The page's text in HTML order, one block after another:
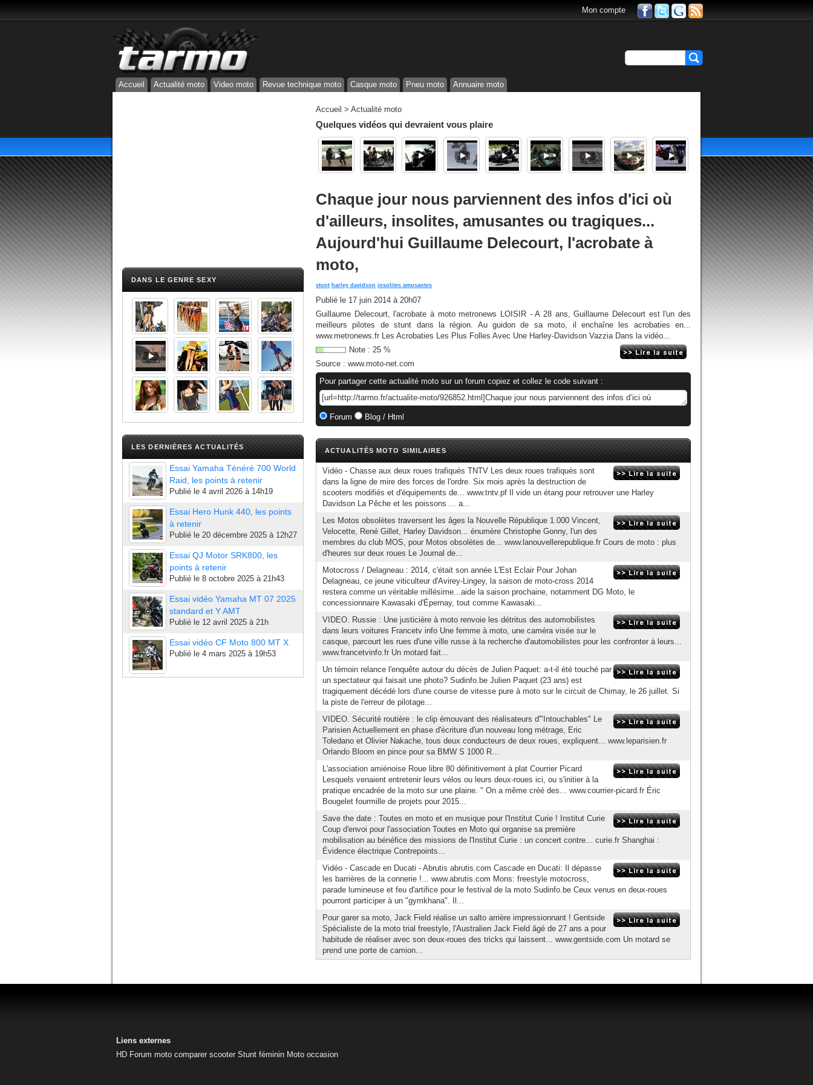
Mon compte
Accueil Actualité moto Video moto Revue technique moto Casque moto Pneu moto Annuaire moto
DANS LE GENRE SEXY
LES DERNIÈRES ACTUALITÉS
Essai Yamaha Ténéré 700 World
Raid, les points à retenir
Publié le 4 avril 2026 à 14h19
Essai Hero Hunk 440, les points
à retenir
Publié le 20 décembre 2025 à 12h27
Essai QJ Motor SRK800, les
points à retenir
Publié le 8 octobre 2025 à 21h43
Essai vidéo Yamaha MT 07 2025
standard et Y AMT
Publié le 12 avril 2025 à 21h
Essai vidéo CF Moto 800 MT X
Publié le 4 mars 2025 à 19h53
Accueil > Actualité moto
Quelques vidéos qui devraient vous plaire
Chaque jour nous parviennent des infos d'ici où
d'ailleurs, insolites, amusantes ou tragiques...
Aujourd'hui Guillaume Delecourt, l'acrobate à
moto,
stunt harley davidson insolites amusantes
Publié le 17 juin 2014 à 20h07
Guillaume Delecourt, l'acrobate à moto metronews LOISIR - A 28 ans, Guillaume Delecourt est l'un des
meilleurs pilotes de stunt dans la région. Au guidon de sa moto, il enchaîne les acrobaties en...
www.metronews.fr Les Acrobaties Les Plus Folles Avec Une Harley-Davidson Vazzia Dans la vidéo...
Note : 25 %
Source : www.moto-net.com
Pour partager cette actualité moto sur un forum copiez et collez le code suivant :
Forum Blog / Html
ACTUALITÉS MOTO SIMILAIRES
Vidéo - Chasse aux deux roues trafiqués TNTV Les deux roues trafiqués sont
dans la ligne de mire des forces de l'ordre. Six mois après la destruction de
scooters modifiés et d'équipements de... www.tntv.pf Il vide un étang pour retrouver une Harley
Davidson La Pêche et les poissons ... a...
Les Motos obsolètes traversent les âges la Nouvelle République 1.000 Vincent,
Velocette, René Gillet, Harley Davidson... énumère Christophe Gonny, l'un des
membres du club MOS, pour Motos obsolètes de... www.lanouvellerepublique.fr Cours de moto : plus
d'heures sur deux roues Le Journal de...
Motocross / Delagneau : 2014, c'était son année L'Est Eclair Pour Johan
Delagneau, ce jeune viticulteur d'Avirey-Lingey, la saison de moto-cross 2014
restera comme un véritable millésime...aide la saison prochaine, notamment DG Moto, le
concessionnaire Kawasaki d'Épernay, tout comme Kawasaki...
VIDEO. Russie : Une justicière à moto renvoie les détritus des automobilistes
dans leurs voitures Francetv info Une femme à moto, une caméra visée sur le
casque, parcourt les rues d'une ville russe à la recherche d'automobilistes pour les confronter à leurs...
www.francetvinfo.fr Un motard fait...
Un témoin relance l'enquête autour du décès de Julien Paquet: a-t-il été touché par
un spectateur qui faisait une photo? Sudinfo.be Julien Paquet (23 ans) est
tragiquement décédé lors d'une course de vitesse pure à moto sur le circuit de Chimay, le 26 juillet. Si
la piste de l'erreur de pilotage...
VIDEO. Sécurité routière : le clip émouvant des réalisateurs d'"Intouchables" Le
Parisien Actuellement en phase d'écriture d'un nouveau long métrage, Eric
Toledano et Olivier Nakache, tous deux conducteurs de deux roues, expliquent... www.leparisien.fr
Orlando Bloom en pince pour sa BMW S 1000 R...
L'association amiénoise Roue libre 80 définitivement à plat Courrier Picard
Lesquels venaient entretenir leurs vélos ou leurs deux-roues ici, ou s'initier à la
pratique encadrée de la moto sur une plaine. " On a même créé des... www.courrier-picard.fr Éric
Bougelet fourmille de projets pour 2015...
Save the date : Toutes en moto et en musique pour l'Institut Curie ! Institut Curie
Coup d'envoi pour l'association Toutes en Moto qui organise sa première
mobilisation au bénéfice des missions de l'Institut Curie : un concert contre... curie.fr Shanghai :
Évidence électrique Contrepoints...
Vidéo - Cascade en Ducati - Abrutis abrutis.com Cascade en Ducati: Il dépasse
les barrières de la connerie !... www.abrutis.com Mons: freestyle motocross,
parade lumineuse et feu d'artifice pour le festival de la moto Sudinfo.be Ceux venus en deux-roues
pourront participer à un "gymkhana". Il...
Pour garer sa moto, Jack Field réalise un salto arrière impressionnant ! Gentside
Spécialiste de la moto trial freestyle, l'Australien Jack Field âgé de 27 ans a pour
habitude de réaliser avec son deux-roues des tricks qui laissent... www.gentside.com Un motard se
prend une porte de camion...
Liens externes
HD Forum moto comparer scooter Stunt féminin Moto occasion